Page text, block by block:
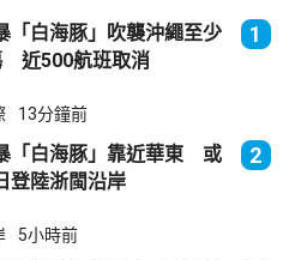
「白海豚」吹襲沖繩至少
近500航班取消
1
13分鐘前
「白海豚」靠近華東 或
登陸浙閩沿岸
2
5小時前